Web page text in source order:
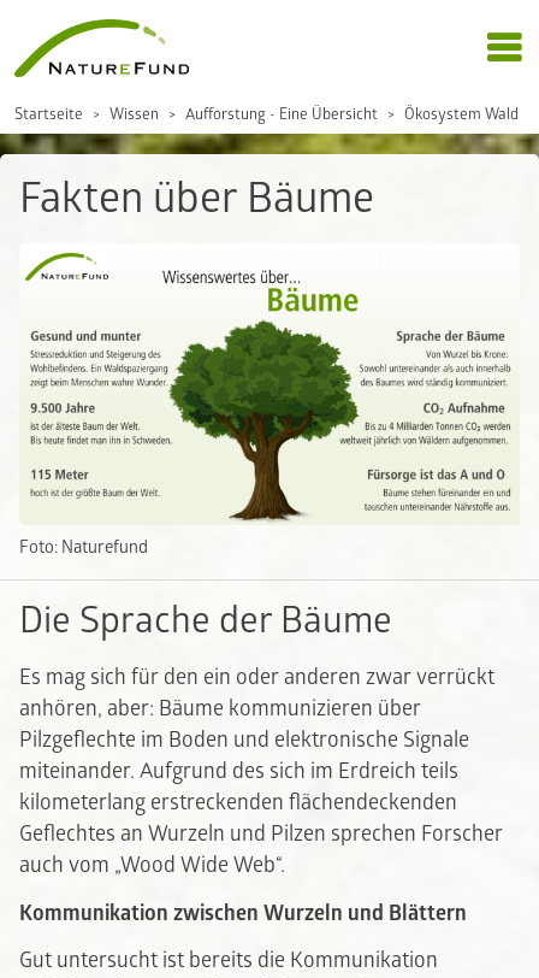
Startseite Wissen Aufforstung - Eine Übersicht Ökosystem Wald
Fakten über Bäume
Foto: Naturefund
Die Sprache der Bäume
Es mag sich für den ein oder anderen zwar verrückt
anhören, aber: Bäume kommunizieren über
Pilzgeflechte im Boden und elektronische Signale
miteinander. Aufgrund des sich im Erdreich teils
kilometerlang erstreckenden flächendeckenden
Geflechtes an Wurzeln und Pilzen sprechen Forscher
auch vom „Wood Wide Web“.
Kommunikation zwischen Wurzeln und Blättern
Gut untersucht ist bereits die Kommunikation